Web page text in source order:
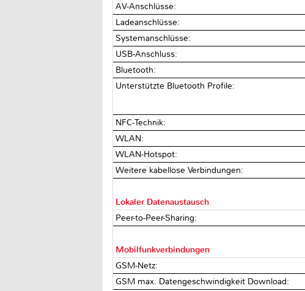
AV-Anschlüsse:
Ladeanschlüsse:
Systemanschlüsse:
USB-Anschluss:
Bluetooth:
Unterstützte Bluetooth Profile:
NFC-Technik:
WLAN:
WLAN-Hotspot:
Weitere kabellose Verbindungen:
Lokaler Datenaustausch
Peer-to-Peer-Sharing:
Mobilfunkverbindungen
GSM-Netz:
GSM max. Datengeschwindigkeit Download: